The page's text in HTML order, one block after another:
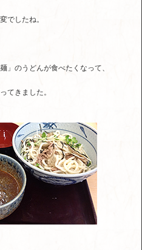
でしたね。
」のうどんが食べたくなって、
てきました。